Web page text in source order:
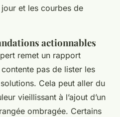
et les courbes de
actionnables
remet un rapport
pas de lister les
Cela peut aller du
vieillissant à l’ajout d’un
ombragée. Certains